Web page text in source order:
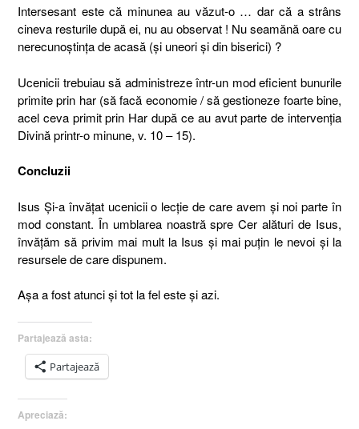
Intersesant este că minunea au văzut-o … dar că a strâns
cineva resturile după ei, nu au observat ! Nu seamănă oare cu
nerecunoştinţa de acasă (şi uneori şi din biserici) ?
Ucenicii trebuiau să administreze într-un mod eficient bunurile
primite prin har (să facă economie / să gestioneze foarte bine,
acel ceva primit prin Har după ce au avut parte de intervenţia
Divină printr-o minune, v. 10 – 15).
Concluzii
Isus Şi-a învăţat ucenicii o lecţie de care avem şi noi parte în
mod constant. În umblarea noastră spre Cer alături de Isus,
învăţăm să privim mai mult la Isus şi mai puţin le nevoi şi la
resursele de care dispunem.
Aşa a fost atunci şi tot la fel este şi azi.
Partajează asta:
Partajează
Apreciază: